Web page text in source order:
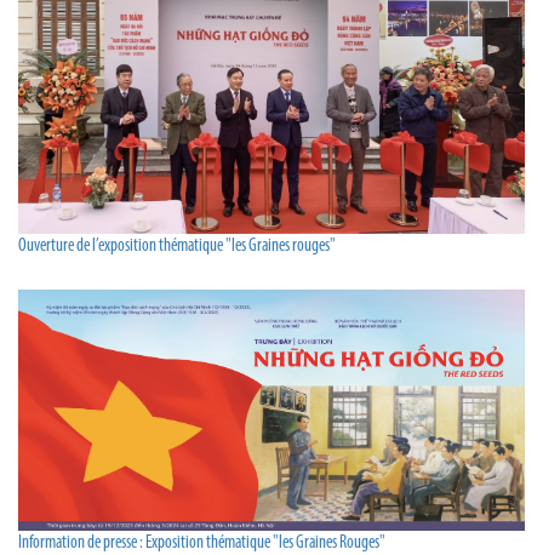
Ouverture de l’exposition thématique "les Graines rouges"
Information de presse : Exposition thématique "les Graines Rouges"